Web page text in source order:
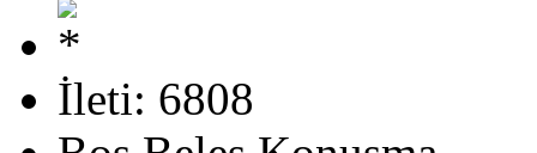
İleti: 6808